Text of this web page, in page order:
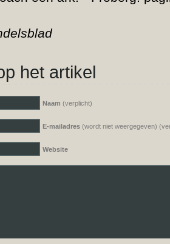
het artikel
Naam (verplicht)
E-mailadres (wordt niet weergegeven)
Website